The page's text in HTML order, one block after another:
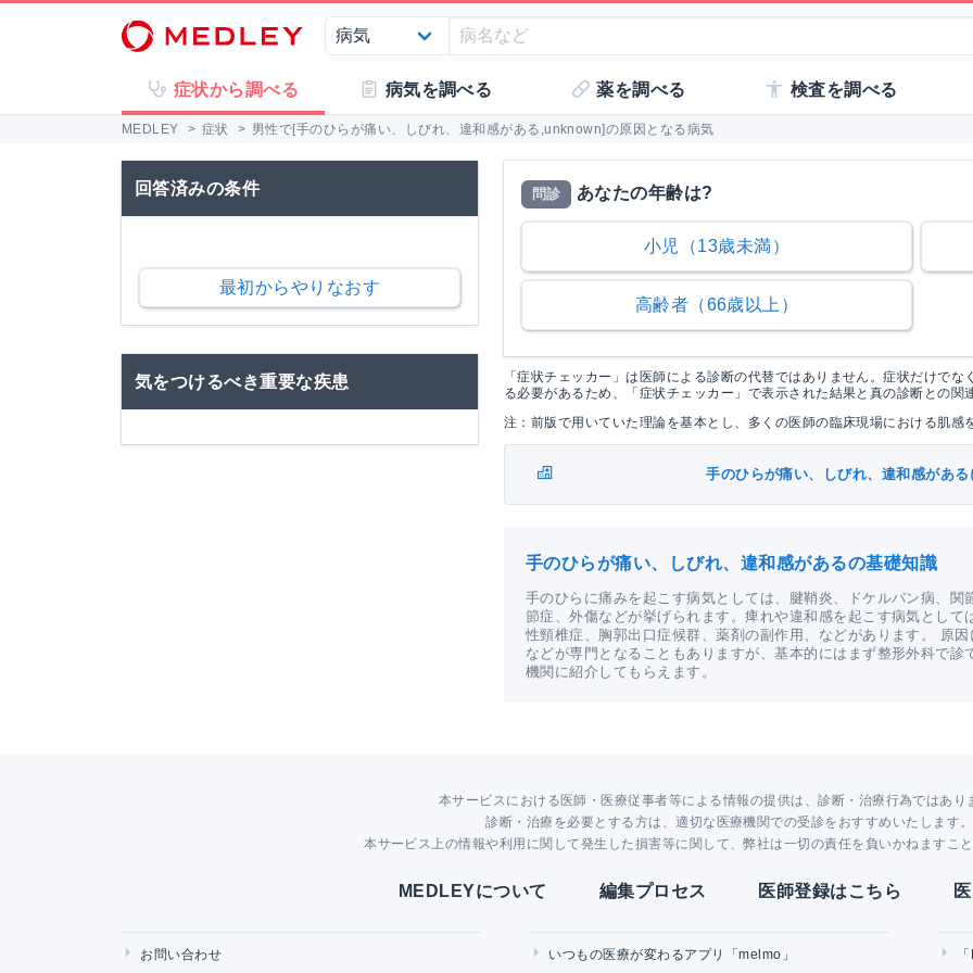
症状から調べる 病気を調べる 薬を調べる 検査を調べる
MEDLEY > 症状 > 男性で[手のひらが痛い、しびれ、違和感がある,unknown]の原因となる病気
回答済みの条件
最初からやりなおす
気をつけるべき重要な疾患
問診 あなたの年齢は?
小児（13歳未満）
高齢者（66歳以上）
「症状チェッカー」は医師による診断の代替ではありません。症状だけで
る必要があるため、「症状チェッカー」で表示された結果と真の診断との
注：前版で用いていた理論を基本とし、多くの医師の臨床現場における肌
手のひらが痛い、しびれ、違和感があ
手のひらが痛い、しびれ、違和感があるの基礎知識
手のひらに痛みを起こす病気としては、腱鞘炎、ドケルバン病、
節症、外傷などが挙げられます。痺れや違和感を起こす病気とし
性頸椎症、胸郭出口症候群、薬剤の副作用、などがあります。 原
などが専門となることもありますが、基本的にはまず整形外科で
機関に紹介してもらえます。
本サービスにおける医師・医療従事者等による情報の提供は、診断・治療行為ではあり
診断・治療を必要とする方は、適切な医療機関での受診をおすすめいたします。
本サービス上の情報や利用に関して発生した損害等に関して、弊社は一切の責任を負いかねますこ
MEDLEYについて 編集プロセス 医師登録はこちら
お問い合わせ いつもの医療が変わるアプリ「melmo」